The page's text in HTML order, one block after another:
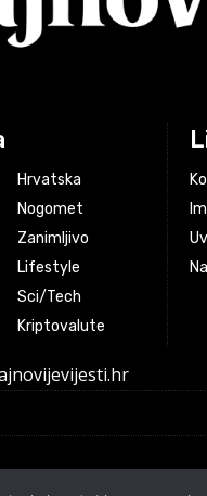
Hrvatska
Nogomet
Zanimljivo
Lifestyle
Sci/Tech
Kriptovalute